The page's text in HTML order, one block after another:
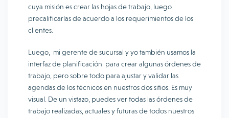
cuya misión es crear las hojas de trabajo, luego
precalificarlas de acuerdo a los requerimientos de los
clientes.
Luego, mi gerente de sucursal y yo también usamos la
interfaz de planificación para crear algunas órdenes de
trabajo, pero sobre todo para ajustar y validar las
agendas de los técnicos en nuestros dos sitios. Es muy
visual. De un vistazo, puedes ver todas las órdenes de
trabajo realizadas, actuales y futuras de todos nuestros